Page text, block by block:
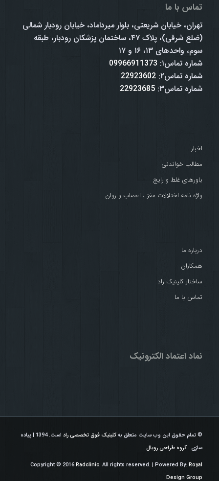
تماس با ما
تهران، خیابان شریعتی، بلوار میرداماد، خیابان رودبار شمالی
(ضلع شرقی)، پلاک ۴۷، ساختمان پزشکان رودبار، طبقه
سوم، واحدهای ۱۳، ۱۶ و ۱۷
شماره تماس۱:
09966911373
شماره تماس۲:
22923602
شماره تماس۳:
22923685
اخبار
مطالب خواندنی
باورهای غلط و رایج
واژه نامه اختلالات مغز ، اعصاب و روان
درباره ما
همکاران
ساختار کلینیک راد
تماس با ما
نماد اعتماد الکترونیک
© تمام حقوق این وب سایت متعلق بهکلینیک فوق تخصصی راد
است. 1394 | پیاده
سازی :گروه طراحی رویال
Copyright © 2016Radclinic. All rights reserved. | Powered By:Royal
Design Group